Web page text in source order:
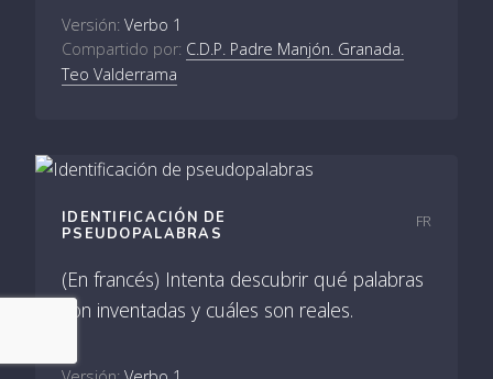
Versión: Verbo 1
Compartido por: C.D.P. Padre Manjón. Granada.
Teo Valderrama
IDENTIFICACIÓN DE
PSEUDOPALABRAS
FR
(En francés) Intenta descubrir qué palabras
son inventadas y cuáles son reales.